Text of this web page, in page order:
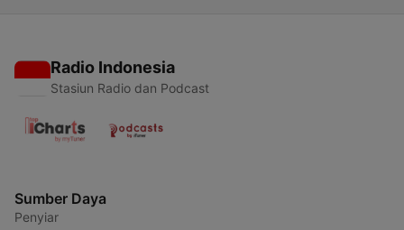
Radio Indonesia
Stasiun Radio dan Podcast
Sumber Daya
Penyiar